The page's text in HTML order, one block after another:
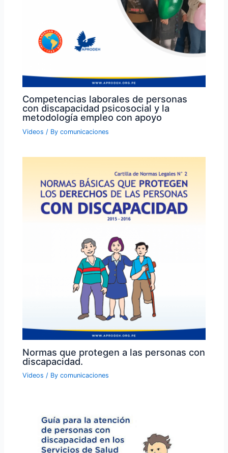
Competencias laborales de personas
con discapacidad psicosocial y la
metodología empleo con apoyo
Videos / Bycomunicaciones
Normas que protegen a las personas con
discapacidad.
Videos / Bycomunicaciones